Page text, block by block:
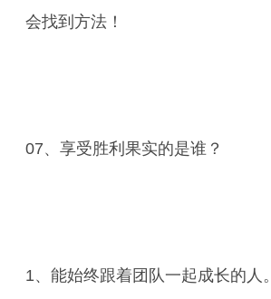
会找到方法！
07、享受胜利果实的是谁？
1、能始终跟着团队一起成长的人。